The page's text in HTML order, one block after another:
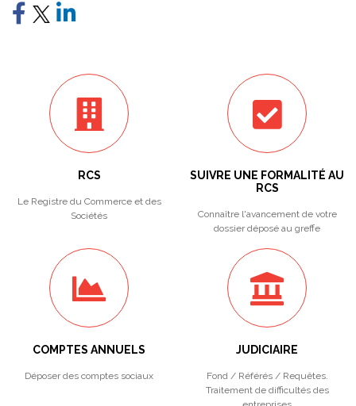
RCS
Le Registre du Commerce et des
Sociétés
SUIVRE UNE FORMALITÉ AU
RCS
Connaître l'avancement de votre
dossier déposé au greffe
COMPTES ANNUELS
Déposer des comptes sociaux
JUDICIAIRE
Fond / Référés / Requêtes.
Traitement de difficultés des